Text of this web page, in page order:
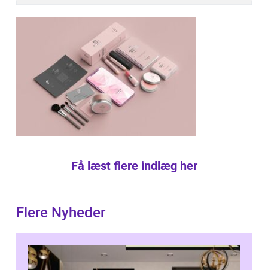
Få læst flere indlæg her
Flere Nyheder